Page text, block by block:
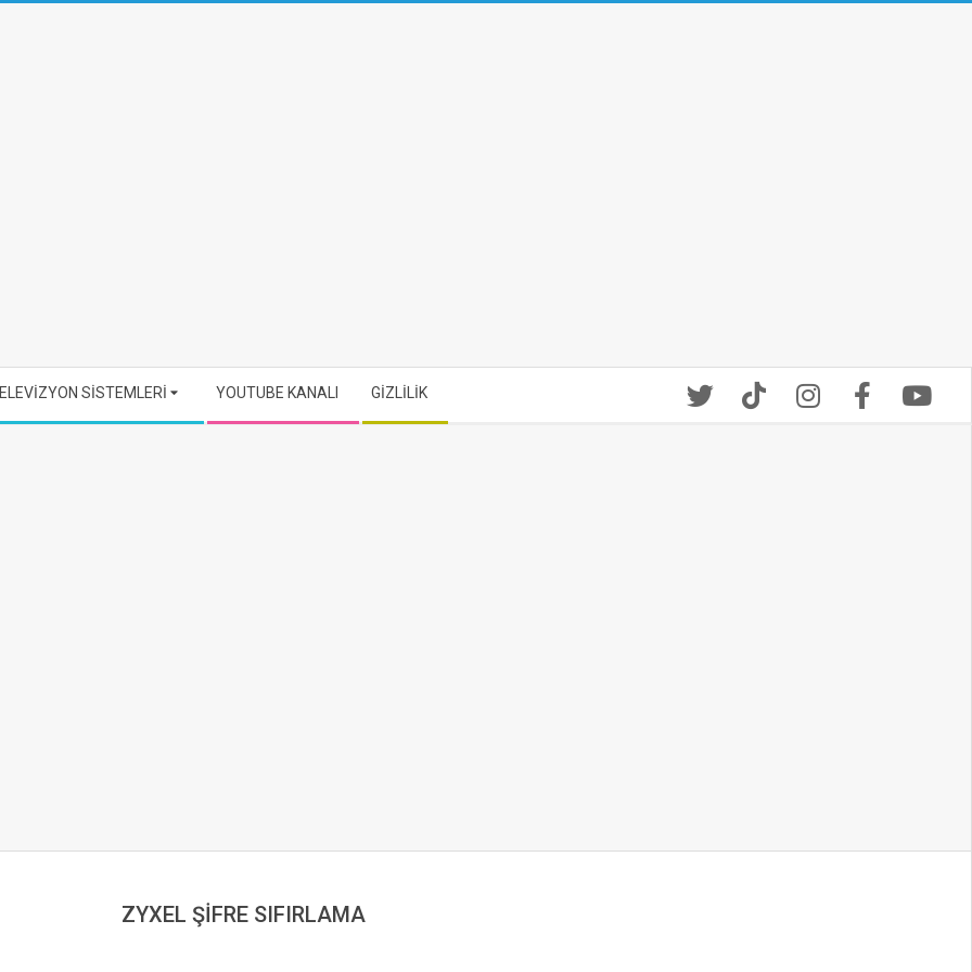
SİSTEMLERİ YOUTUBE KANALI GİZLİLİK
ZYXEL ŞİFRE SIFIRLAMA